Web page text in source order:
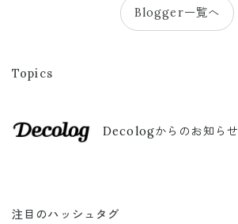
Blogger一覧へ
Topics
Decologからのお知らせ
注目のハッシュタグ